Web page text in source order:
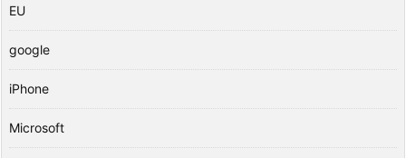
EU
google
iPhone
Microsoft